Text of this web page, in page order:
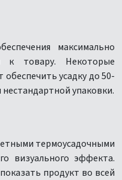
максимально
к товару. Некоторые
усадку до 50-
упаковки.
термоусадочными
визуального эффекта.
продукт во всей